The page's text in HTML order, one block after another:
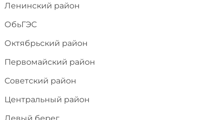
Ленинский район
ОбьГЭС
Октябрьский район
Первомайский район
Советский район
Центральный район